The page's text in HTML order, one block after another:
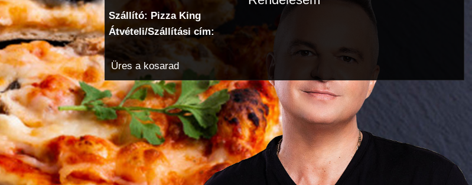
Szállító: Pizza King
Átvételi/Szállítási cím:
Üres a kosarad